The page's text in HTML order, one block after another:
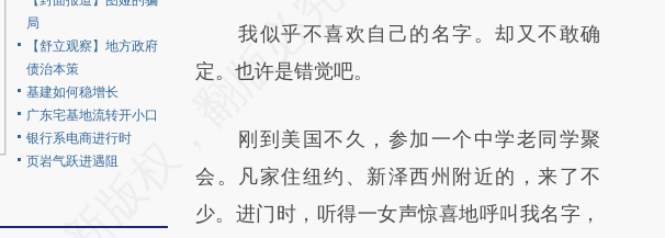
局
【舒立观察】地方政府
债治本策
基建如何稳增长
广东宅基地流转开小口
银行系电商进行时
页岩气跃进遇阻
我似乎不喜欢自己的名字。却又不敢确
定。也许是错觉吧。
刚到美国不久，参加一个中学老同学聚
会。凡家住纽约、新泽西州附近的，来了不
少。进门时，听得一女声惊喜地呼叫我名字，